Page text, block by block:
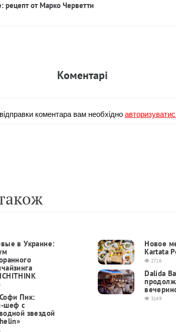
рецепт от Марко Черветти
Коментарi
коментара вам необхiдно
в Украине:
Пик:
шеф с
звездой
Новое
Kartata
2716
Dalida
3149